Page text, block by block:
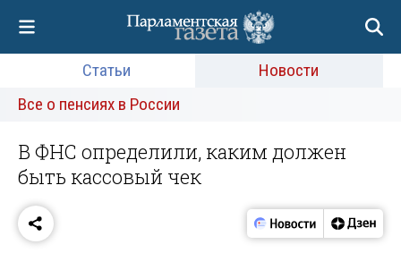
Статьи
Новости
Все о пенсиях в России
В ФНС определили, каким должен
быть кассовый чек